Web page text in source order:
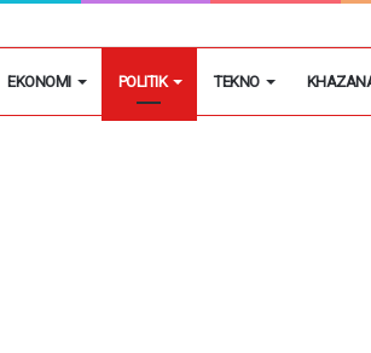
Hobi Sebagai Peluang Usaha
EKONOMI POLITIK TEKNO